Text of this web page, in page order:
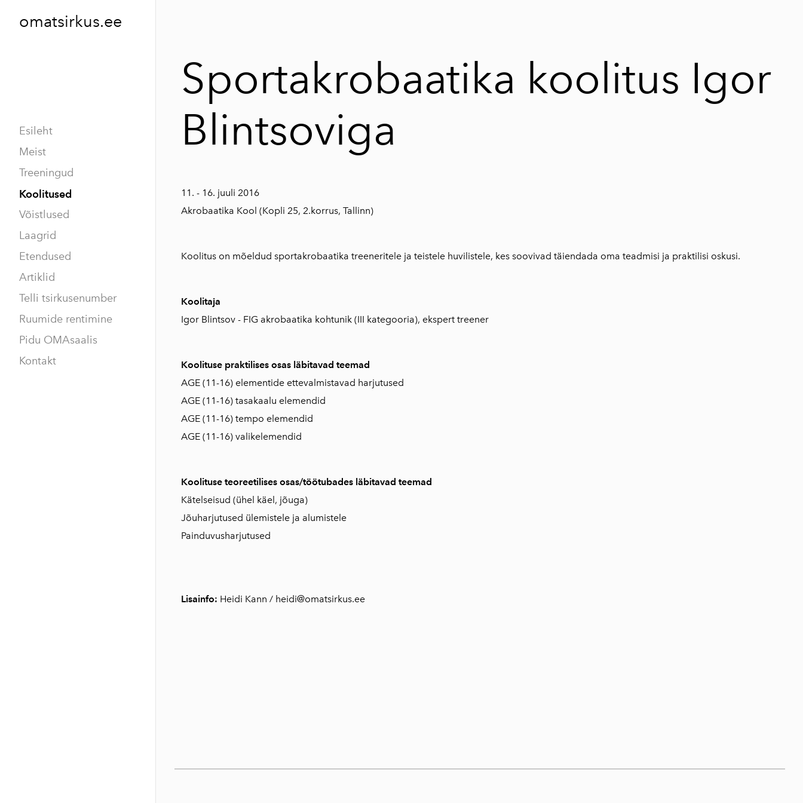
omatsirkus.ee
Esileht
Meist
Treeningud
Koolitused
Võistlused
Laagrid
Etendused
Artiklid
Telli tsirkusenumber
Ruumide rentimine
Pidu OMAsaalis
Kontakt
Sportakrobaatika koolitus Igor
Blintsoviga
11. - 16. juuli 2016
Akrobaatika Kool (Kopli 25, 2.korrus, Tallinn)
Koolitus on mõeldud sportakrobaatika treeneritele ja teistele huvilistele, kes soovivad täiendada oma teadmisi ja praktilisi oskusi.
Koolitaja
Igor Blintsov - FIG akrobaatika kohtunik (III kategooria), ekspert treener
Koolituse praktilises osas läbitavad teemad
AGE (11-16) elementide ettevalmistavad harjutused
AGE (11-16) tasakaalu elemendid
AGE (11-16) tempo elemendid
AGE (11-16) valikelemendid
Koolituse teoreetilises osas/töötubades läbitavad teemad
Kätelseisud (ühel käel, jõuga)
Jõuharjutused ülemistele ja alumistele
Painduvusharjutused
Lisainfo: Heidi Kann / heidi@omatsirkus.ee